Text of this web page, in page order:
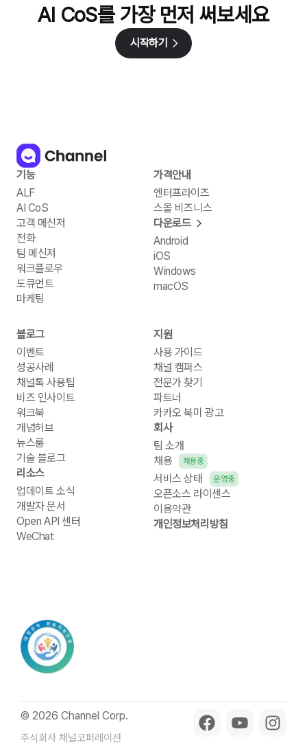
AI CoS를 가장 먼저 써보세요
시작하기
기능
ALF
AI CoS
고객 메신저
전화
팀 메신저
워크플로우
도큐먼트
마케팅
가격안내
엔터프라이즈
스몰 비즈니스
다운로드
Android
iOS
Windows
macOS
블로그
이벤트
성공사례
채널톡 사용팁
비즈 인사이트
워크북
개념허브
뉴스룸
기술 블로그
리소스
업데이트 소식
개발자 문서
Open API 센터
WeChat
지원
사용 가이드
채널 캠퍼스
전문가 찾기
파트너
카카오 북미 광고
회사
팀 소개
채용
채용중
서비스 상태 운영중
오픈소스 라이센스
이용약관
개인정보처리방침
© 2026 Channel Corp.
주식회사 채널코퍼레이션